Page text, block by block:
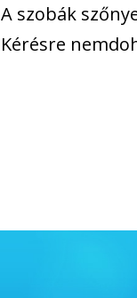
A szobák
Kérésre